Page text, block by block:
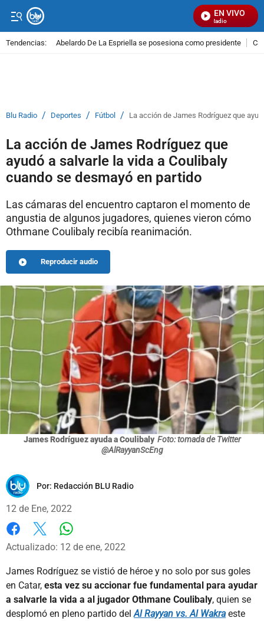
EN VIVO
Señal Visual Radio
Tendencias: Abelardo De La Espriella se posesiona como presidente
Blu Radio / Deportes / Fútbol / La acción de James Rodríguez que
La acción de James Rodríguez que
ayudó a salvarle la vida a Coulibaly
cuando se desmayó en partido
Las cámaras del encuentro captaron el momento de
angustia de algunos jugadores, quienes vieron cómo
Othmane Coulibaly recibía reanimación.
Reproducir audio
James Rodríguez ayuda a Coulibaly Foto: tomada de Twitter
@AlRayyanScEng
Por: Redacción BLU Radio
12 de Ene, 2022
Facebook
X
Actualizado: 12 de ene, 2022
James Rodríguez se vistió de héroe y no solo por sus goles
en Catar, esta vez su accionar fue fundamental para ayudar
a salvarle la vida a al jugador Othmane Coulibaly, quien se
desplomó en pleno partido delAl Rayyan vs. Al Wakraeste